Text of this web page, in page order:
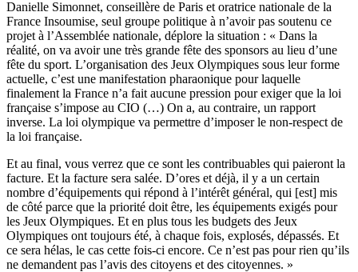
Danielle Simonnet, conseillère de Paris et oratrice nationale de la
France Insoumise, seul groupe politique à n’avoir pas soutenu ce
projet à l’Assemblée nationale, déplore la situation : « Dans la
réalité, on va avoir une très grande fête des sponsors au lieu d’une
fête du sport. L’organisation des Jeux Olympiques sous leur forme
actuelle, c’est une manifestation pharaonique pour laquelle
finalement la France n’a fait aucune pression pour exiger que la loi
française s’impose au CIO (…) On a, au contraire, un rapport
inverse. La loi olympique va permettre d’imposer le non-respect de
la loi française.
Et au final, vous verrez que ce sont les contribuables qui paieront la
facture. Et la facture sera salée. D’ores et déjà, il y a un certain
nombre d’équipements qui répond à l’intérêt général, qui [est] mis
de côté parce que la priorité doit être, les équipements exigés pour
les Jeux Olympiques. Et en plus tous les budgets des Jeux
Olympiques ont toujours été, à chaque fois, explosés, dépassés. Et
ce sera hélas, le cas cette fois-ci encore. Ce n’est pas pour rien qu’ils
ne demandent pas l’avis des citoyens et des citoyennes. »